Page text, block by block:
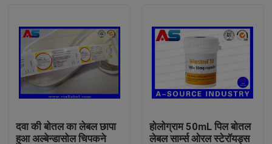
दवा की बोतल का लेबल छापा
हुआ अल्बेन्डासोल चिपकने
होलोग्राम 50mL पिल बोतल
लेबल सार्म्स ओरल स्टेरॉयड्स